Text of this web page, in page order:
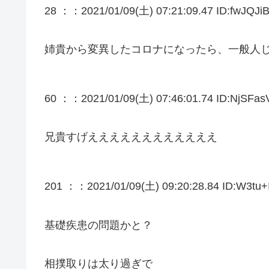
28 ： ：2021/01/09(土) 07:21:09.47
姉貴から変異したコロナになったら、一般人
60 ： ：2021/01/09(土) 07:46:01.74
兄貴すげええええええええええええ
201 ： ：2021/01/09(土) 09:20:28.84
基礎疾患の問題かと？
相撲取りは太り過ぎで